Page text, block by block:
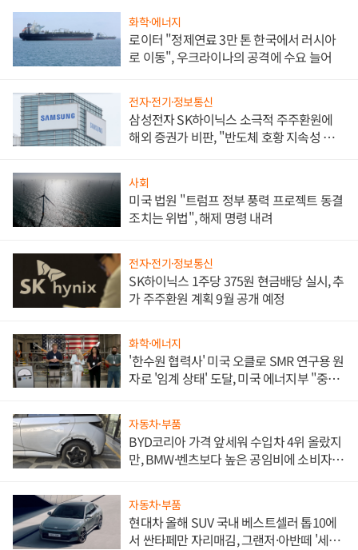
화학·에너지
로이터 "정제연료 3만 톤 한국에서 러시아
로 이동", 우크라이나의 공격에 수요 늘어
전자·전기·정보통신
삼성전자 SK하이닉스 소극적 주주환원에
해외 증권가 비판, "반도체 호황 지속성 의
사회
미국 법원 "트럼프 정부 풍력 프로젝트 동결
조치는 위법", 해제 명령 내려
전자·전기·정보통신
SK하이닉스 1주당 375원 현금배당 실시, 추
가 주주환원 계획 9월 공개 예정
화학·에너지
'한수원 협력사' 미국 오클로 SMR 연구용 원
자로 '임계 상태' 도달, 미국 에너지부 "중요
자동차·부품
BYD코리아 가격 앞세워 수입차 4위 올랐지
만, BMW·벤츠보다 높은 공임비에 소비자
자동차·부품
현대차 올해 SUV 국내 베스트셀러 톱10에
서 싼타페만 자리매김, 그랜저·아반떼 '세단